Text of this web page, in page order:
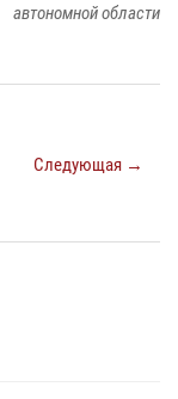
автономной области
Следующая →